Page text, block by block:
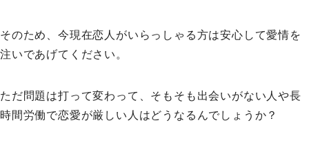
そのため、今現在恋人がいらっしゃる方は安心して愛情を
注いであげてください。
ただ問題は打って変わって、そもそも出会いがない人や長
時間労働で恋愛が厳しい人はどうなるんでしょうか？